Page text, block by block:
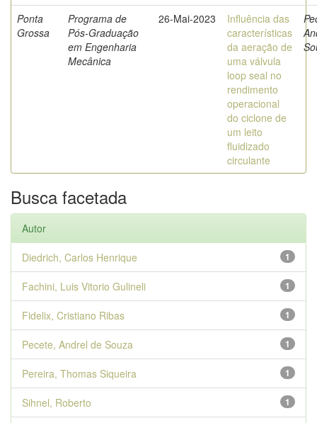
Ponta
Grossa
Programa de
Pós-Graduação
em Engenharia
Mecânica
26-Mai-2023
Influência das
características
da aeração de
uma válvula
loop seal no
rendimento
operacional
do ciclone de
um leito
fluidizado
circulante
Busca facetada
Autor
1
Diedrich, Carlos Henrique
1
Fachini, Luis Vitorio Gulineli
1
Fidelix, Cristiano Ribas
1
Pecete, Andrel de Souza
1
Pereira, Thomas Siqueira
1
Sihnel, Roberto